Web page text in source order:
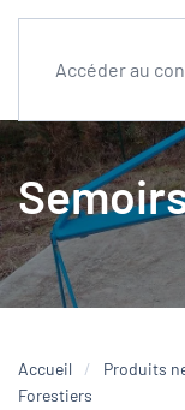
Accéder au
Accueil Produits
Forestiers